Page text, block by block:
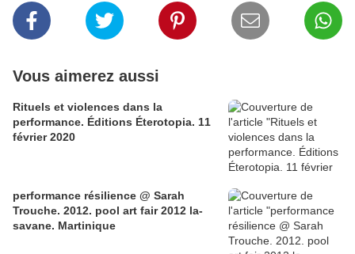
Vous aimerez aussi
Rituels et violences dans la
performance. Éditions Éterotopia. 11
février 2020
performance résilience @ Sarah
Trouche. 2012. pool art fair 2012 la-
savane. Martinique